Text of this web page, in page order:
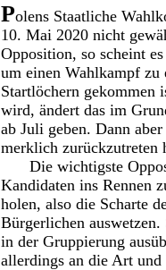
Polens Staatliche
10. Mai 2020 nicht
Opposition, so scheint
um einen Wahlkampf zu
Startlöchern gekommen
wird, ändert das im
ab Juli geben. Dann
merklich zurückzutreten
Die wichtigste
Kandidaten ins Rennen
holen, also die Scharte
Bürgerlichen
in der Gruppierung
allerdings an die Art